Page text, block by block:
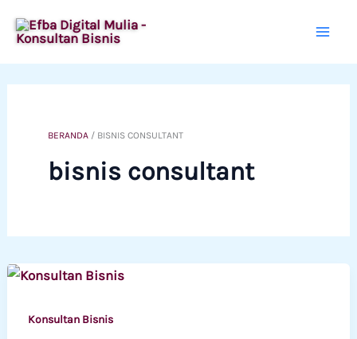
ke
BERANDA / BISNIS CONSULTANT
bisnis consultant
Konsultan Bisnis